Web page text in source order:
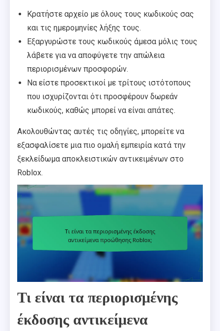
Κρατήστε αρχείο με όλους τους κωδικούς σας
και τις ημερομηνίες λήξης τους.
Εξαργυρώστε τους κωδικούς άμεσα μόλις τους
λάβετε για να αποφύγετε την απώλεια
περιορισμένων προσφορών.
Να είστε προσεκτικοί με τρίτους ιστότοπους
που ισχυρίζονται ότι προσφέρουν δωρεάν
κωδικούς, καθώς μπορεί να είναι απάτες.
Ακολουθώντας αυτές τις οδηγίες, μπορείτε να
εξασφαλίσετε μια πιο ομαλή εμπειρία κατά την
ξεκλείδωμα αποκλειστικών αντικειμένων στο
Roblox.
Τι είναι τα περιορισμένης
έκδοσης αντικείμενα